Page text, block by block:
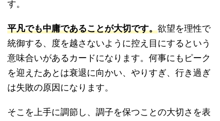
す。
平凡でも中庸であることが大切です。欲望を理性で
統御する、度を越さないように控え目にするという
意味合いがあるカードになります。何事にもピーク
を迎えたあとは衰退に向かい、やりすぎ、行き過ぎ
は失敗の原因になります。
そこを上手に調節し、調子を保つことの大切さを表